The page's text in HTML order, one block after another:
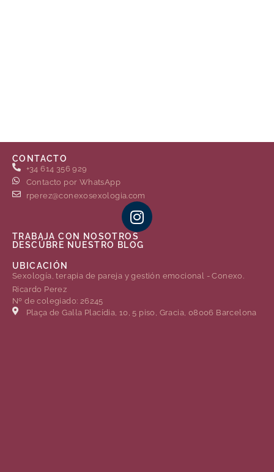
CONTACTO
+34 614 356 929
Contacto por WhatsApp
rperez@conexosexologia.com
TRABAJA CON NOSOTROS
DESCÚBRE NUESTRO BLOG
UBICACIÓN
Sexología, terapia de pareja y gestión emocional - Conexo.
Ricardo Perez
Nº de colegiado: 26245
Plaça de Gal·la Placídia, 10, 5 piso, Gracia, 08006 Barcelona